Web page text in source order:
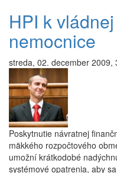
HPI k
nemocnice
streda, 02. december 2009,
Poskytnutie návratnej
mäkkého rozpočtového
umožní krátkodobé
systémové opatrenia, aby